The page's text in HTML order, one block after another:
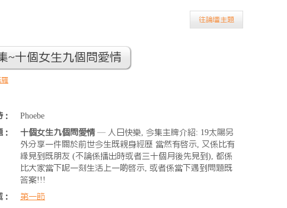
往論壇主題
~十個女生九個問愛情
羅
Phoebe
十個女生九個問愛情— 人日快樂, 今集主牌介紹: 19太陽另
外分享一件關於前世今生既親身經歷 當然有啟示, 又係比有
緣見到既朋友 (不論係播出時或者三十個月後先見到), 都係
比大家當下呢一刻生活上一啲啟示, 或者係當下遇到問題既
答案!!!
：
第一節